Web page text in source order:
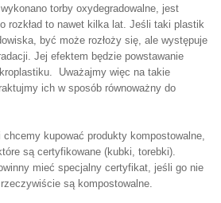
torby oxydegradowalne, jest
rozkład to nawet kilka lat. Jeśli taki plastik
być może rozłoży się, ale występuje
Jej efektem będzie powstawanie
Uważajmy więc na takie
ich w sposób równoważny do
kupować produkty kompostowalne,
są certyfikowane (kubki, torebki).
mieć specjalny certyfikat, jeśli go nie
są kompostowalne.